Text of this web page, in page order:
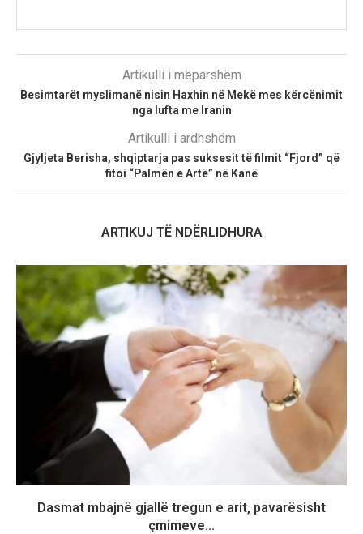
Artikulli i mëparshëm
Besimtarët myslimanë nisin Haxhin në Mekë mes kërcënimit
nga lufta me Iranin
Artikulli i ardhshëm
Gjyljeta Berisha, shqiptarja pas suksesit të filmit “Fjord” që
fitoi “Palmën e Artë” në Kanë
ARTIKUJ TË NDËRLIDHURA
Dasmat mbajnë gjallë tregun e arit, pavarësisht
çmimeve...